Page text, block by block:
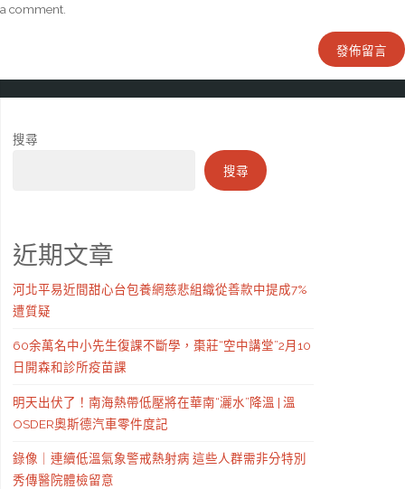
a comment.
搜尋
搜尋
近期文章
河北平易近間甜心台包養網慈悲組織從善款中提成7%
遭質疑
60余萬名中小先生復課不斷學，棗莊“空中講堂”2月10
日開森和診所疫苗課
明天出伏了！南海熱帶低壓將在華南“灑水”降溫 | 溫
OSDER奧斯德汽車零件度記
錄像｜連續低溫氣象警戒熱射病 這些人群需非分特別
秀傳醫院體檢留意